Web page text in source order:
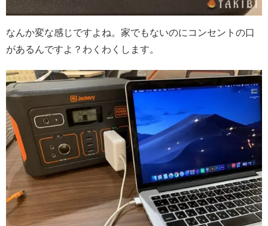
なんか変な感じですよね。家でもないのにコンセントの口
があるんですよ？わくわくします。